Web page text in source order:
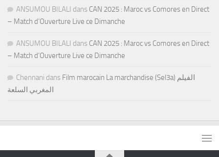
ANSUMOU BILALI dans CAN 2025 : Maroc vs Comores en Direct
– Match d’Ouverture Live ce Dimanche
ANSUMOU BILALI dans CAN 2025 : Maroc vs Comores en Direct
– Match d’Ouverture Live ce Dimanche
Chennani dans Film marocain La marchandise (Sel3a) الفيلم
المغربي السلعة